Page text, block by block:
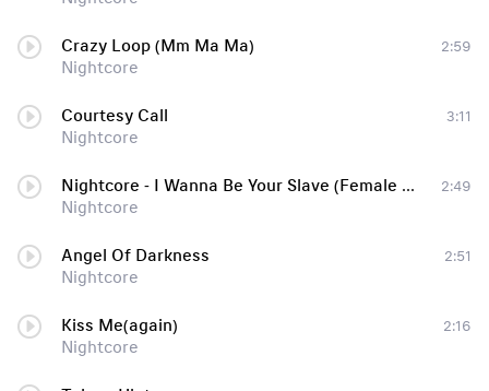
Crazy Loop (Mm Ma Ma)
Nightcore
2:59
Courtesy Call
Nightcore
3:11
Nightcore - I Wanna Be Your Slave (Female Cover)
Nightcore
2:49
Angel Of Darkness
Nightcore
2:51
Kiss Me(again)
Nightcore
2:16